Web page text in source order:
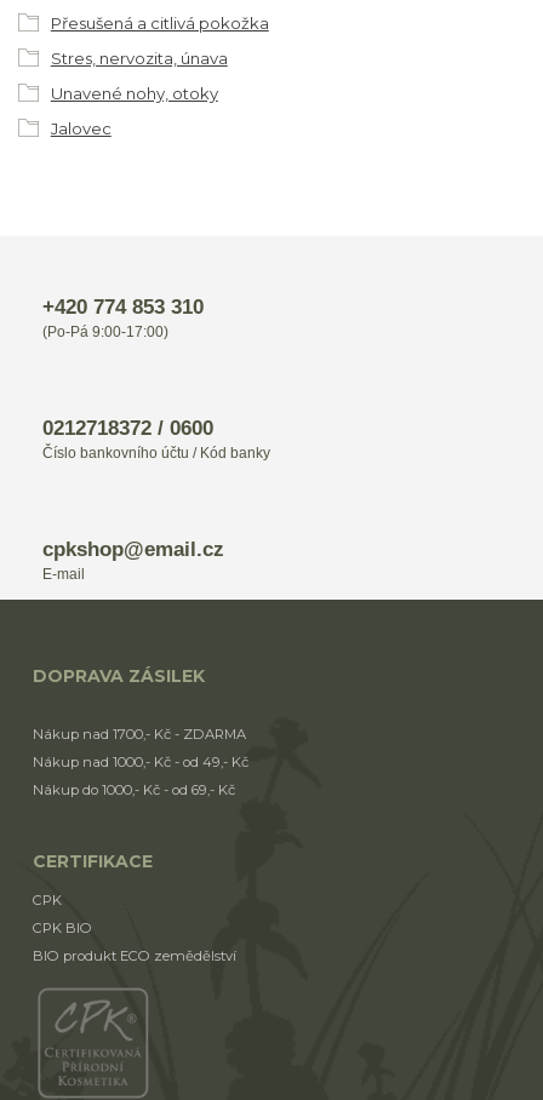
Přesušená a citlivá pokožka
Stres, nervozita, únava
Unavené nohy, otoky
Jalovec
+420 774 853 310
(Po-Pá 9:00-17:00)
0212718372 / 0600
Číslo bankovního účtu / Kód banky
cpkshop@email.cz
E-mail
DOPRAVA ZÁSILEK
Nákup nad 1700,- Kč - ZDARMA
Nákup nad 1000,- Kč - od 49,- Kč
Nákup do 1000,- Kč - od 69,- Kč
CERTIFIKACE
CPK
CPK BIO
BIO produkt ECO zemědělství